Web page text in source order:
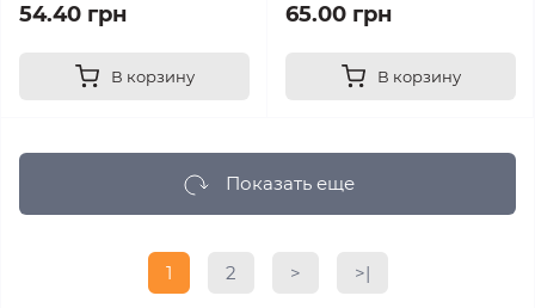
54.40 грн
В корзину
65.00 грн
В корзину
Показать еще
1 2 > >|